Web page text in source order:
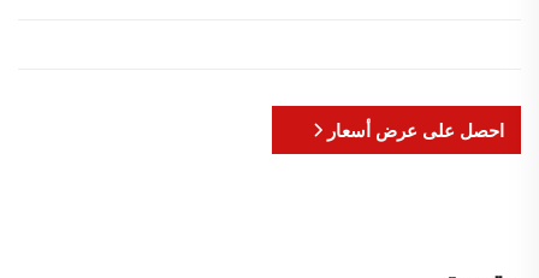
احصل على عرض أسعار